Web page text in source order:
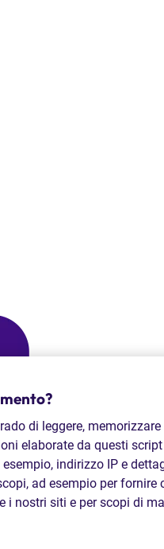
di leggere, memorizzare
elaborate da questi
indirizzo IP e
ad esempio per fornire
i nostri siti e per scopi di